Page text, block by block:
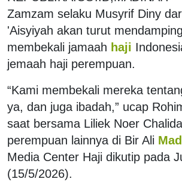
Zamzam selaku Musyrif Diny
'Aisyiyah akan turut
membekali jamaah haji
jemaah haji perempuan.
“Kami membekali mereka
ya, dan juga ibadah,” ucap
saat bersama Liliek Noer
perempuan lainnya di Bir Ali
Media Center Haji dikutip pada
(15/5/2026).